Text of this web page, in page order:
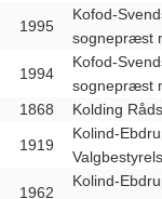
1995
Kofod-
sognepræst
1994
Kofod-
sognepræst
1868 Kolding
1919
Kolind-
1962
Kolind-